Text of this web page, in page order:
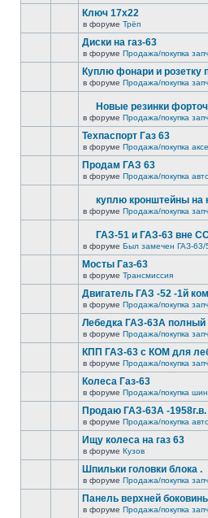
Ключ 17х22
в форуме Трёп
Диски на газ-63
в форуме Продажа/покупка
Куплю фонари и розетку
в форуме Продажа/покупка
Новые резинки
в форуме Продажа/покупка
Техпаспорт Газ 63
в форуме Продажа/покупка
Продам ГАЗ 63
в форуме Продажа/покупка
куплю кронштейны на
в форуме Продажа/покупка
ГАЗ-51 и ГАЗ-63 вне
в форуме Был замечен ГАЗ-63/
Мосты Газ-63
в форуме Трансмиссия
Двигатель ГАЗ -52 -1й
в форуме Продажа/покупка
Лебедка ГАЗ-63А полный
в форуме Продажа/покупка
КПП ГАЗ-63 с КОМ для
в форуме Продажа/покупка
Колеса Газ-63
в форуме Продажа/покупка
Продаю ГАЗ-63А -
в форуме Продажа/покупка
Ищу колеса на газ 63
в форуме Кузов
Шпильки головки блока .
в форуме Продажа/покупка
Панель верхней
в форуме Продажа/покупка